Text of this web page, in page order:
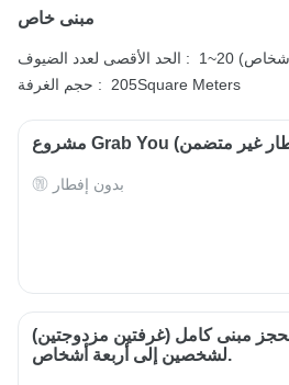
مبنى خاص
الحد الأقصى لعدد الضيوف :
حجم الغرفة :
205Square Meters
بدون إفطار
مبنى كامل (غرفتين مزدوجتين)
لشخصين إلى أربعة أشخاص.